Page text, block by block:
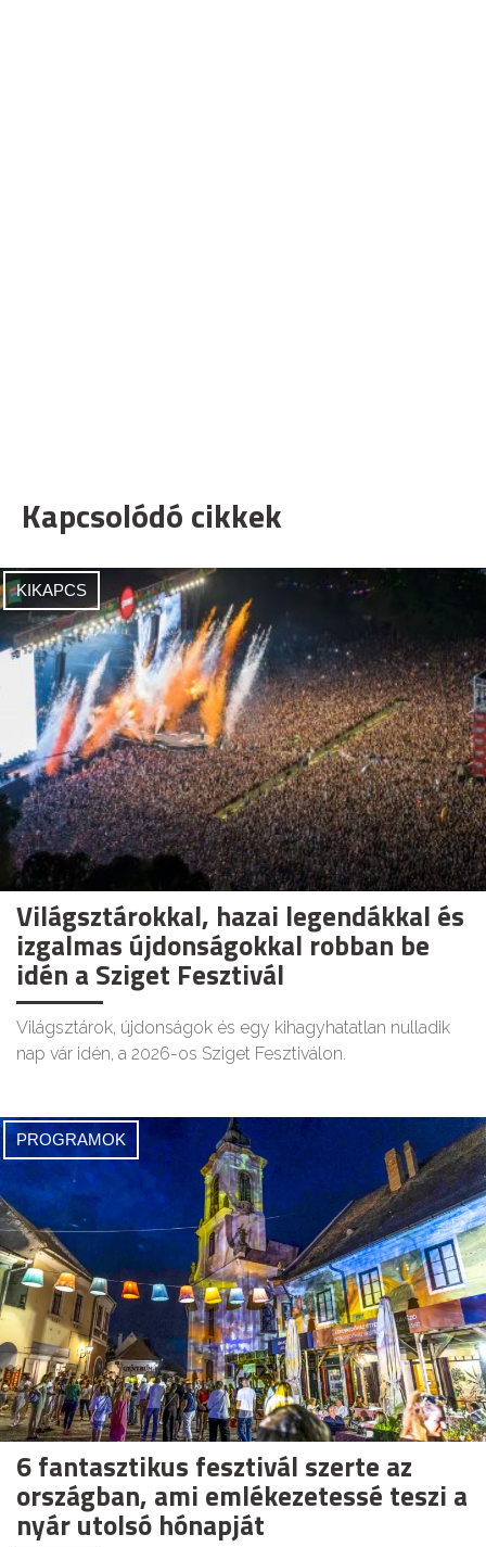
Kapcsolódó cikkek
KIKAPCS
Világsztárokkal, hazai legendákkal és
izgalmas újdonságokkal robban be
idén a Sziget Fesztivál
Világsztárok, újdonságok és egy kihagyhatatlan nulladik
nap vár idén, a 2026-os Sziget Fesztiválon.
PROGRAMOK
6 fantasztikus fesztivál szerte az
országban, ami emlékezetessé teszi a
nyár utolsó hónapját